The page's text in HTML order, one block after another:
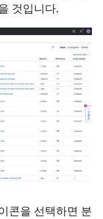
것입니다.
콘을 선택하면 분